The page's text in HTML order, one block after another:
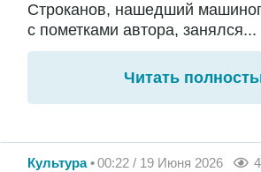
Строканов, нашедший
с пометками автора, занялся...
Читать
Культура 00:22 / 19 Июня 2026